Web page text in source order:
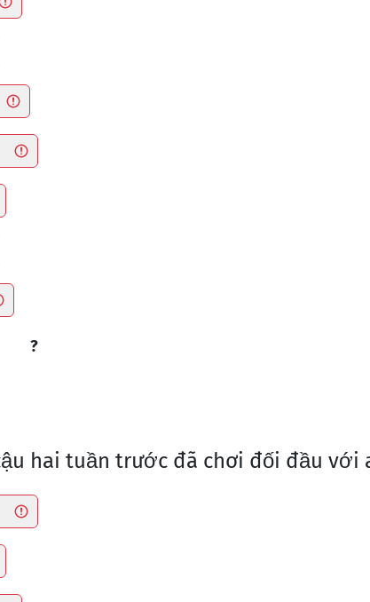
?
hai tuần trước đã chơi đối đầu với